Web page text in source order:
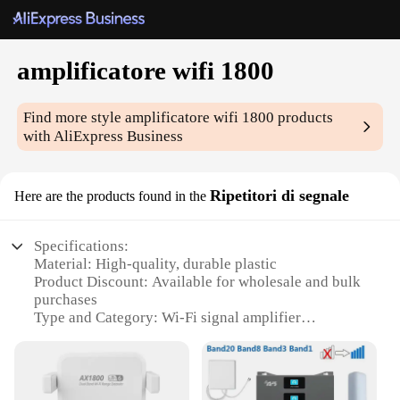
amplificatore wifi 1800
Find more styleamplificatore wifi 1800 products
with AliExpress Business
Here are the products found in the Ripetitori di segnale
Specifications:
Material: High-quality, durable plastic
Product Discount: Available for wholesale and bulk
purchases
Type and Category: Wi-Fi signal amplifier
Usage and Purpose: Enhances Wi-Fi signals in large
areas